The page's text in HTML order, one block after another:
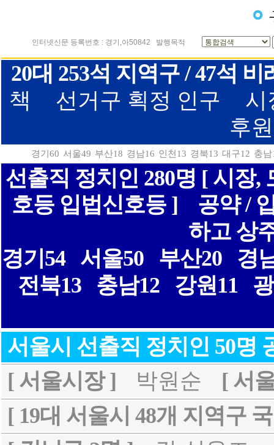
인터넷신문 등록번호 : 경기,아50842 발행목적
20대 253석 지역구 / 47석
책
선거구 획정 인구
시
후
경기60 서울49 부산18 경남16 인천13 경북13 대구12 충남
선출직 정치인 280명 [ 시장,
호등 입법신호등 ]
공약 /
하고 상
경기54
서울50 부산20
경
전북13
충남12 강원11
서울시 선출직 정치인 50명
[ 서울시장 ]
박원순
[ 서
[ 19대 서울시 48개 지역구